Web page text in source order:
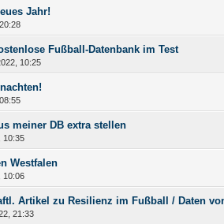
Jahr!
Fußball-Datenbank im Test
10:25
meiner DB extra stellen
10:35
Westfalen
10:06
Artikel zu Resilienz im Fußball / Daten
21:33